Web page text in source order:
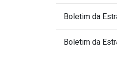
Boletim da
Boletim da